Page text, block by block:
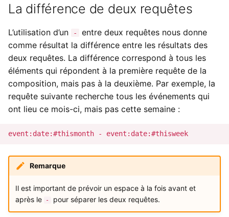
La différence de deux requêtes
L’utilisation d’un -
entre deux requêtes nous donne
comme résultat la différence entre les résultats des
deux requêtes. La différence correspond à tous les
éléments qui répondent à la première requête de la
composition, mais pas à la deuxième. Par exemple, la
requête suivante recherche tous les événements qui
ont lieu ce mois-ci, mais pas cette semaine :
Remarque
Il est important de prévoir un espace à la fois avant et
après le
- pour séparer les deux requêtes.